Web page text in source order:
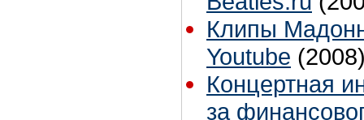
Клипы
Youtube
Концертная
за